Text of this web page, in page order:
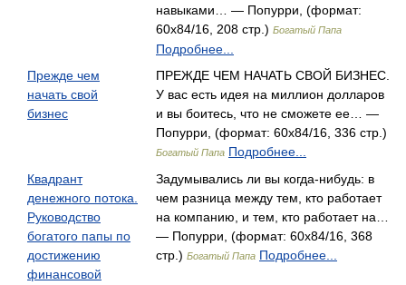
навыками… — Попурри, (формат:
60x84/16, 208 стр.) Богатый Папа
Подробнее...
Прежде чем
начать свой
бизнес
ПРЕЖДЕ ЧЕМ НАЧАТЬ СВОЙ БИЗНЕС.
У вас есть идея на миллион долларов
и вы боитесь, что не сможете ее… —
Попурри, (формат: 60x84/16, 336 стр.)
Богатый Папа Подробнее...
Квадрант
денежного потока.
Руководство
богатого папы по
достижению
финансовой
Задумывались ли вы когда-нибудь: в
чем разница между тем, кто работает
на компанию, и тем, кто работает на…
— Попурри, (формат: 60x84/16, 368
стр.) Богатый Папа Подробнее...